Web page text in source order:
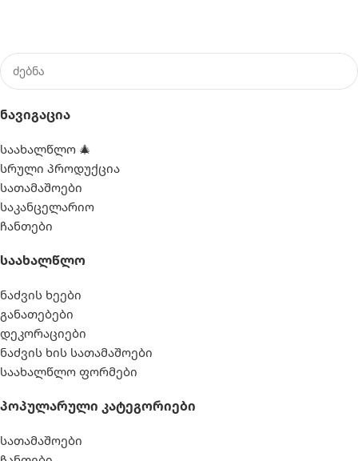
Ნავიგაცია
საახალწლო 🎄
სრული პროდუქცია
სათამაშოები
საკანცელარიო
ჩანთები
Საახალწლო
ნაძვის ხეები
განათებები
დეკორაციები
ნაძვის ხის სათამაშოები
საახალწლო ფორმები
Პოპულარული Კატეგორიები
სათამაშოები